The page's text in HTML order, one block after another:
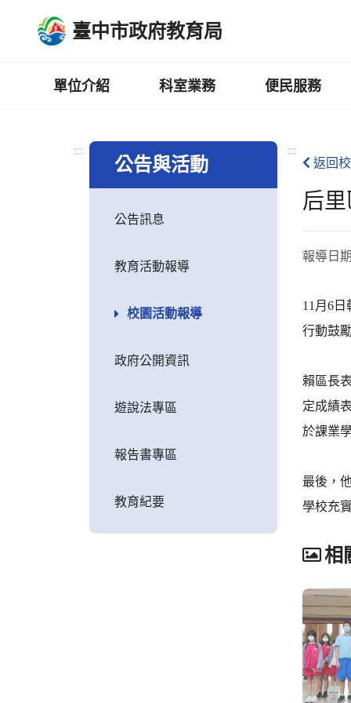
臺中市政府教育局
單位介紹 科室業務 便民服務
:::
公告與活動
公告訊息
教育活動報導
校園活動報導
政府公開資訊
遊說法專區
報告書專區
教育紀要
:::
返回
后
報導日
11月6
行動鼓
賴區長
定成績
於課業
最後，
學校充
相